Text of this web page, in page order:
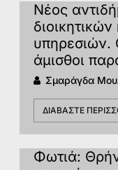
Νέος
υπηρεσιών.
άμισθοι
Σμαράγδα
ΔΙΑΒΆΣΤΕ
Φωτιά: